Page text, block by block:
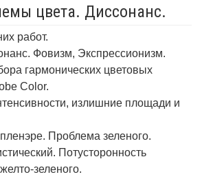
цвета. Диссонанс.
работ.
Фовизм, Экспрессионизм.
гармонических цветовых
Color.
излишние площади и
Проблема зеленого.
Потусторонность
зеленого.